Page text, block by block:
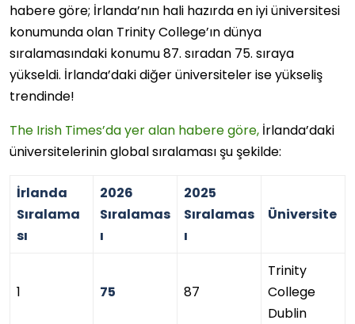
habere göre; İrlanda’nın hali hazırda en iyi üniversitesi
konumunda olan Trinity College’ın dünya
sıralamasındaki konumu 87. sıradan 75. sıraya
yükseldi. İrlanda’daki diğer üniversiteler ise yükseliş
trendinde!
The Irish Times’da yer alan habere göre, İrlanda’daki
üniversitelerinin global sıralaması şu şekilde:
İrlanda
Sıralama
sı
2026
Sıralamas
ı
2025
Sıralamas
ı
Üniversite
1 75 87
Trinity
College
Dublin